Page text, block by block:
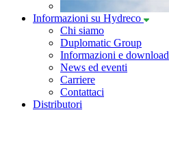
Informazioni su Hydreco
Chi siamo
Duplomatic Group
Informazioni e download
News ed eventi
Carriere
Contattaci
Distributori